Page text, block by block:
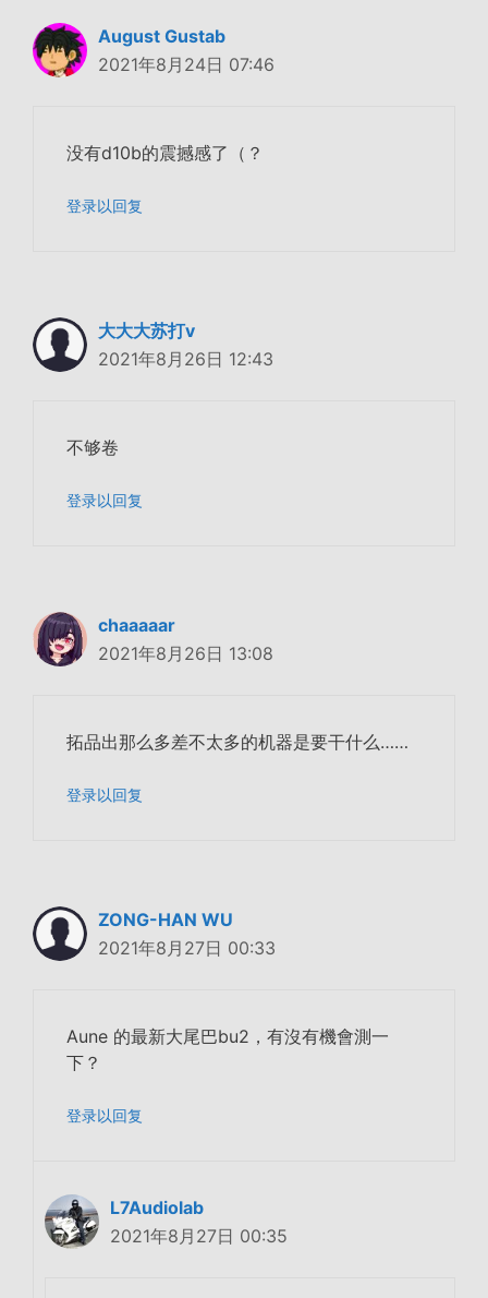
August Gustab
2021年8月24日 07:46
没有d10b的震撼感了（？
登录以回复
大大大苏打v
2021年8月26日 12:43
不够卷
登录以回复
chaaaaar
2021年8月26日 13:08
拓品出那么多差不太多的机器是要干什么……
登录以回复
ZONG-HAN WU
2021年8月27日 00:33
Aune 的最新大尾巴bu2，有沒有機會測一
下？
登录以回复
L7Audiolab
2021年8月27日 00:35